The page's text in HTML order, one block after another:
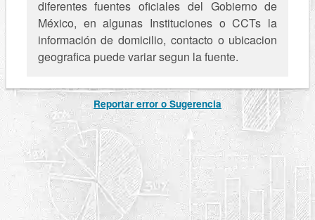
diferentes fuentes oficiales del Gobierno de
México, en algunas Instituciones o CCTs la
información de domicilio, contacto o ubicacion
geografica puede variar segun la fuente.
Reportar error o Sugerencia